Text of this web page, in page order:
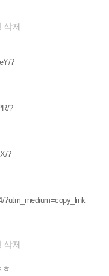
삭제
?
?
?
?utm_medium=copy_link
삭제
ㅎ